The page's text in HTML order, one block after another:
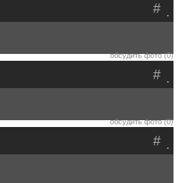
.
#
обсудить фото (0)
.
#
обсудить фото (0)
.
#